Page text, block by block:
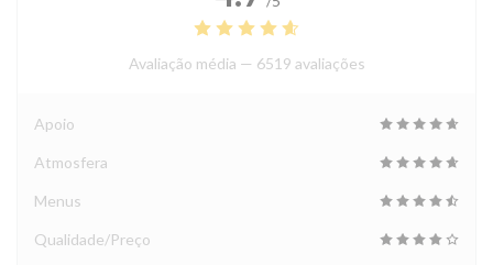
Avaliação média — 6519 avaliações
Apoio
Atmosfera
Menus
Qualidade/Preço